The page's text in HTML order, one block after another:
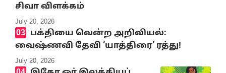
சிவா விளக்கம்
July 20, 2026
பக்தியை வென்ற அறிவியல்:
வைஷ்ணவி தேவி ‘யாத்திரை’ ரத்து!
July 20, 2026